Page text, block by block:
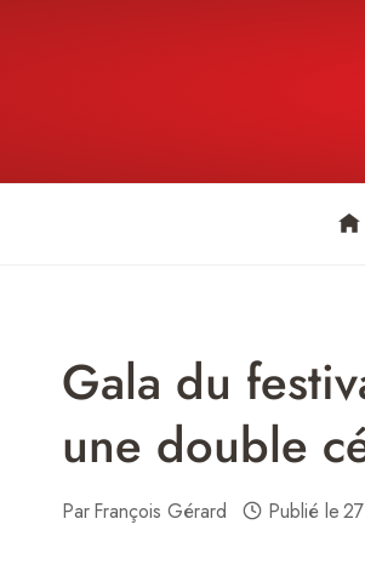
Gala du
une double
ParFrançois Gérard Publié le